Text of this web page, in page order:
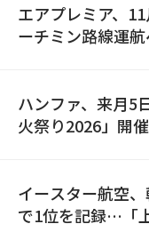
エアプレミア、
ーチミン路線運
ハンファ、来月5
火祭り2026」開
イースター航空
で1位を記録…「